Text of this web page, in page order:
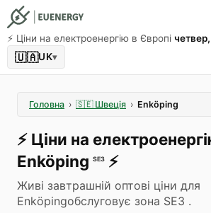
⚡️ Ціни на електроенергію в Європі
🇺🇦UK▾
Головна › 🇸🇪 Швеція › Enköping
⚡️ Ціни на
Enköping SE3 ⚡️
Живі завтрашній оптові ціни для
Enköpingобслуговує зона SE3 .